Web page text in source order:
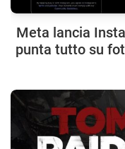
Meta lancia
punta tutto su